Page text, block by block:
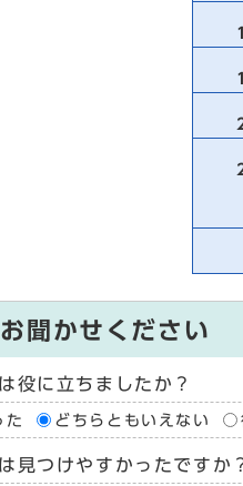
聞かせください
役に立ちましたか？
た どちらともいえない
見つけやすかったですか